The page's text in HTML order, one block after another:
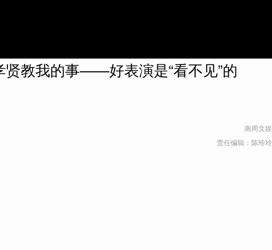
贤教我的事——好表演是“看不见”的
南周文娱
责任编辑：陈玲玲